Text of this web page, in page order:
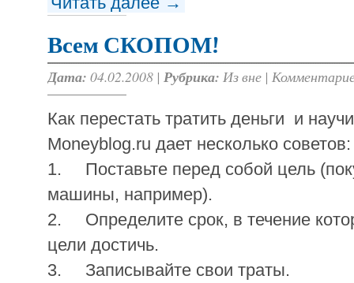
Всем СКОПОМ!
Дата: 04.02.2008 | Рубрика: Из вне |
Как перестать тратить деньги и
Moneyblog.ru дает несколько советов:
1. Поставьте перед собой цель
машины, например).
2. Определите срок, в течение
цели достичь.
3. Записывайте свои траты.